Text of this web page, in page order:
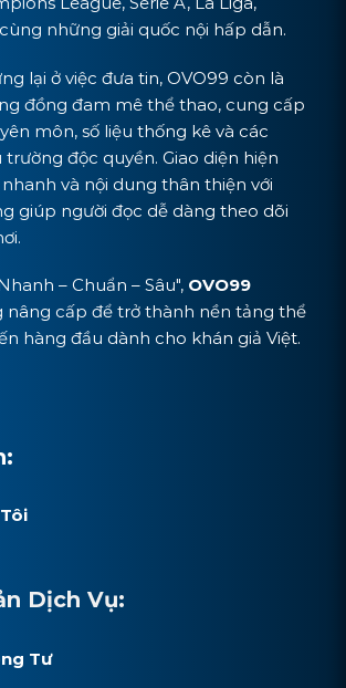
những giải quốc nội hấp dẫn.
lại ở việc đưa tin, OVO99 còn là
đồng đam mê thể thao, cung cấp
môn, số liệu thống kê và các
độc quyền. Giao diện hiện
và nội dung thân thiện với
giúp người đọc dễ dàng theo dõi
– Chuẩn – Sâu", OVO99
nâng cấp để trở thành nền tảng thể
hàng đầu dành cho khán giả Việt.
Dịch Vụ:
Tư